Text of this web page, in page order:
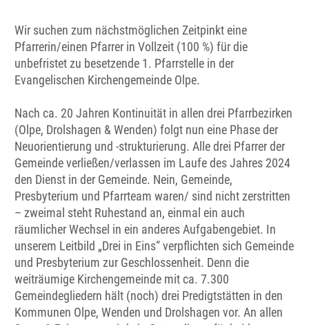
Wir suchen zum nächstmöglichen Zeitpinkt eine
Pfarrerin/einen Pfarrer in Vollzeit (100 %) für die
unbefristet zu besetzende 1. Pfarrstelle in der
Evangelischen Kirchengemeinde Olpe.
Nach ca. 20 Jahren Kontinuität in allen drei Pfarrbezirken
(Olpe, Drolshagen & Wenden) folgt nun eine Phase der
Neuorientierung und -strukturierung. Alle drei Pfarrer der
Gemeinde verließen/verlassen im Laufe des Jahres 2024
den Dienst in der Gemeinde. Nein, Gemeinde,
Presbyterium und Pfarrteam waren/ sind nicht zerstritten
– zweimal steht Ruhestand an, einmal ein auch
räumlicher Wechsel in ein anderes Aufgabengebiet. In
unserem Leitbild „Drei in Eins“ verpflichten sich Gemeinde
und Presbyterium zur Geschlossenheit. Denn die
weiträumige Kirchengemeinde mit ca. 7.300
Gemeindegliedern hält (noch) drei Predigtstätten in den
Kommunen Olpe, Wenden und Drolshagen vor. An allen